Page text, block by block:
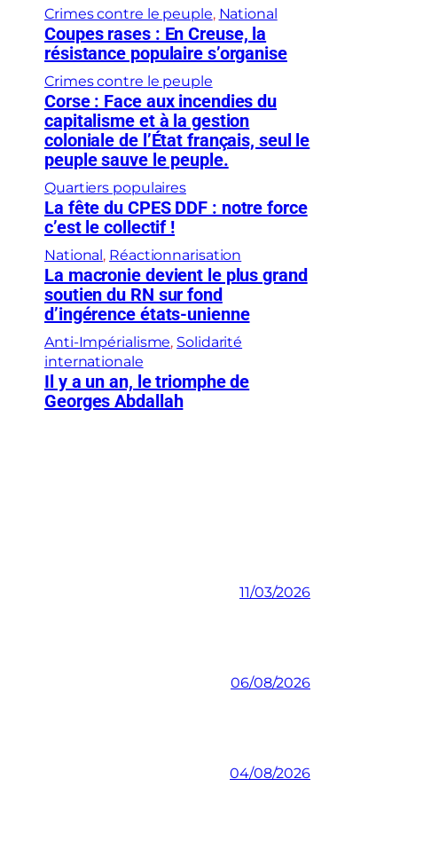
Crimes contre le peuple, National
Coupes rases : En Creuse, la
résistance populaire s’organise
Crimes contre le peuple
Corse : Face aux incendies du
capitalisme et à la gestion
coloniale de l’État français, seul le
peuple sauve le peuple.
Quartiers populaires
La fête du CPES DDF : notre force
c’est le collectif !
National, Réactionnarisation
La macronie devient le plus grand
soutien du RN sur fond
d’ingérence états-unienne
Anti-Impérialisme, Solidarité
internationale
Il y a un an, le triomphe de
Georges Abdallah
11/03/2026
06/08/2026
04/08/2026